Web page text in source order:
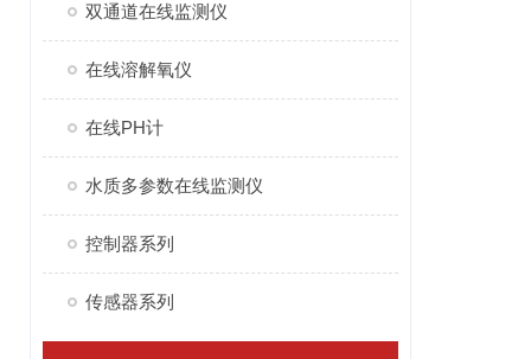
双通道在线监测仪
在线溶解氧仪
在线PH计
水质多参数在线监测仪
控制器系列
传感器系列